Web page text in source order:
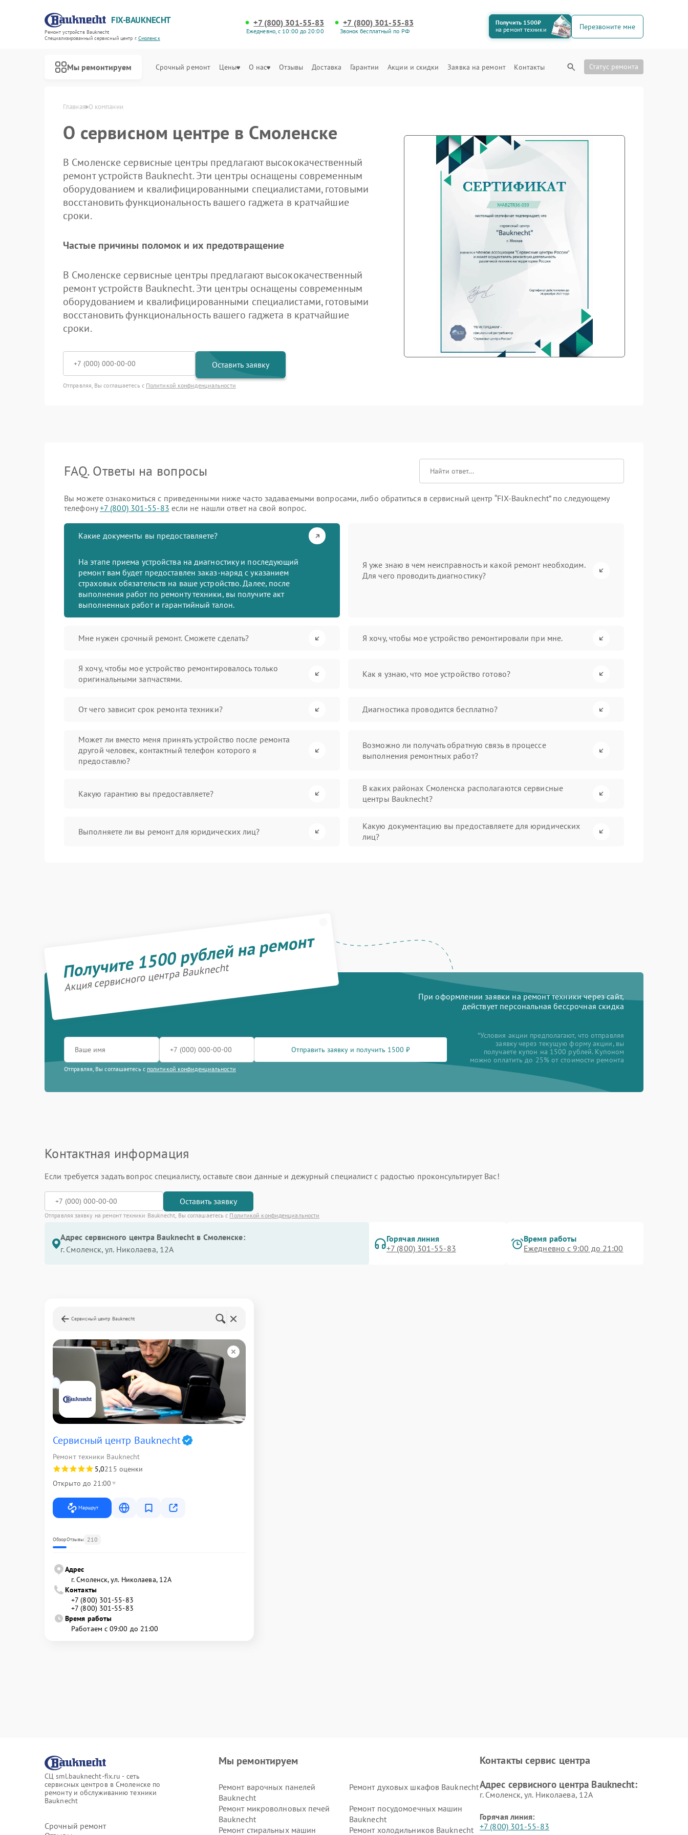
FIX-BAUKNECHT
Ремонт устройств Bauknecht
Специализированный cервисный центр г.Смоленск
+7 (800) 301-55-83
Ежедневно, с 10:00 до 20:00
+7 (800) 301-55-83
Звонок бесплатный по РФ
Получить 1500₽
на ремонт техники
Перезвоните мне
Мы ремонтируем Срочный ремонт Цены О нас Отзывы Доставка Гарантии Акции и скидки Заявка на ремонт Контакты Статус ремонта
Главная О компании
О сервисном центре в Смоленске
В Смоленске сервисные центры предлагают высококачественный
ремонт устройств Bauknecht. Эти центры оснащены современным
оборудованием и квалифицированными специалистами, готовыми
восстановить функциональность вашего гаджета в кратчайшие
сроки.
Частые причины поломок и их предотвращение
В Смоленске сервисные центры предлагают высококачественный
ремонт устройств Bauknecht. Эти центры оснащены современным
оборудованием и квалифицированными специалистами, готовыми
восстановить функциональность вашего гаджета в кратчайшие
сроки.
Оставить заявку
Отправляя, Вы соглашаетесь с Политикой конфиденциальности
FAQ. Ответы на вопросы
Вы можете ознакомиться с приведенными ниже часто задаваемыми вопросами, либо обратиться в сервисный центр “FIX-Bauknecht” по следующему
телефону+7 (800) 301-55-83 если не нашли ответ на свой вопрос.
Какие документы вы предоставляете?
На этапе приема устройства на диагностику и последующий
ремонт вам будет предоставлен заказ-наряд с указанием
страховых обязательств на ваше устройство. Далее, после
выполнения работ по ремонту техники, вы получите акт
выполненных работ и гарантийный талон.
Я уже знаю в чем неисправность и какой ремонт необходим.
Для чего проводить диагностику?
Мне нужен срочный ремонт. Сможете сделать? Я хочу, чтобы мое устройство ремонтировали при мне.
Я хочу, чтобы мое устройство ремонтировалось только
оригинальными запчастями.
Как я узнаю, что мое устройство готово?
От чего зависит срок ремонта техники? Диагностика проводится бесплатно?
Может ли вместо меня принять устройство после ремонта
другой человек, контактный телефон которого я
предоставлю?
Возможно ли получать обратную связь в процессе
выполнения ремонтных работ?
Какую гарантию вы предоставляете?
В каких районах Смоленска располагаются сервисные
центры Bauknecht?
Выполняете ли вы ремонт для юридических лиц?
Какую документацию вы предоставляете для юридических
лиц?
Получите 1500 рублей на ремонт
Акция сервисного центра Bauknecht
При оформлении заявки на ремонт техники через сайт,
действует персональная бессрочная скидка
Отправить заявку и получить 1500 ₽
Отправляя, Вы соглашаетесь с политикой конфиденциальности
*Условия акции предполагают, что отправляя
заявку через текущую форму акции, вы
получаете купон на 1500 рублей. Купоном
можно оплатить до 25% от стоимости ремонта
Контактная информация
Если требуется задать вопрос специалисту, оставьте свои данные и дежурный специалист с радостью проконсультирует Вас!
Оставить заявку
Отправляя заявку на ремонт техники Bauknecht, Вы соглашаетесь с Политикой конфиденциальности
Адрес сервисного центра Bauknecht в Смоленске:
г. Смоленск, ул. Николаева, 12А
Горячая линия
+7 (800) 301-55-83
Время работы
Ежедневно с 9:00 до 21:00
Сервисный центр Bauknecht
Сервисный центр Bauknecht
Ремонт техники Bauknecht
5,0215 оценки
Открыто до 21:00
Маршрут
ОбзорОтзывы 210
Адрес
г. Смоленск, ул. Николаева, 12А
Контакты
+7 (800) 301-55-83
+7 (800) 301-55-83
Время работы
Работаем с 09:00 до 21:00
СЦ sml.bauknecht-fix.ru - сеть
сервисных центров в Смоленске по
ремонту и обслуживанию техники
Bauknecht
Срочный ремонт
Мы ремонтируем
Ремонт варочных панелей
Bauknecht
Ремонт духовых шкафов Bauknecht
Ремонт микроволновых печей
Bauknecht
Ремонт посудомоечных машин
Bauknecht
Ремонт стиральных машин
Ремонт холодильников Bauknecht
Контакты сервис центра
Адрес сервисного центра Bauknecht:
г. Смоленск, ул. Николаева, 12А
Горячая линия:
+7 (800) 301-55-83